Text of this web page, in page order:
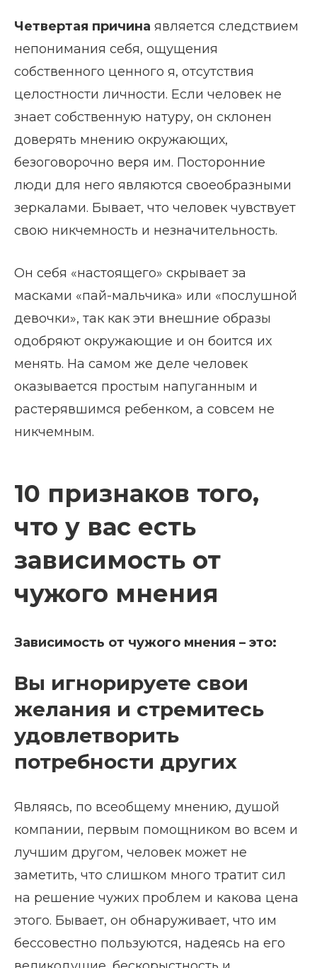
Четвертая причина является следствием
непонимания себя, ощущения
собственного ценного я, отсутствия
целостности личности. Если человек не
знает собственную натуру, он склонен
доверять мнению окружающих,
безоговорочно веря им. Посторонние
люди для него являются своеобразными
зеркалами. Бывает, что человек чувствует
свою никчемность и незначительность.
Он себя «настоящего» скрывает за
масками «пай-мальчика» или «послушной
девочки», так как эти внешние образы
одобряют окружающие и он боится их
менять. На самом же деле человек
оказывается простым напуганным и
растерявшимся ребенком, а совсем не
никчемным.
10 признаков того,
что у вас есть
зависимость от
чужого мнения
Зависимость от чужого мнения – это:
Вы игнорируете свои
желания и стремитесь
удовлетворить
потребности других
Являясь, по всеобщему мнению, душой
компании, первым помощником во всем и
лучшим другом, человек может не
заметить, что слишком много тратит сил
на решение чужих проблем и какова цена
этого. Бывает, он обнаруживает, что им
бессовестно пользуются, надеясь на его